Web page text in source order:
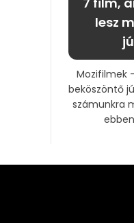
lesz
Mozifilmek
beköszöntő
számunkra